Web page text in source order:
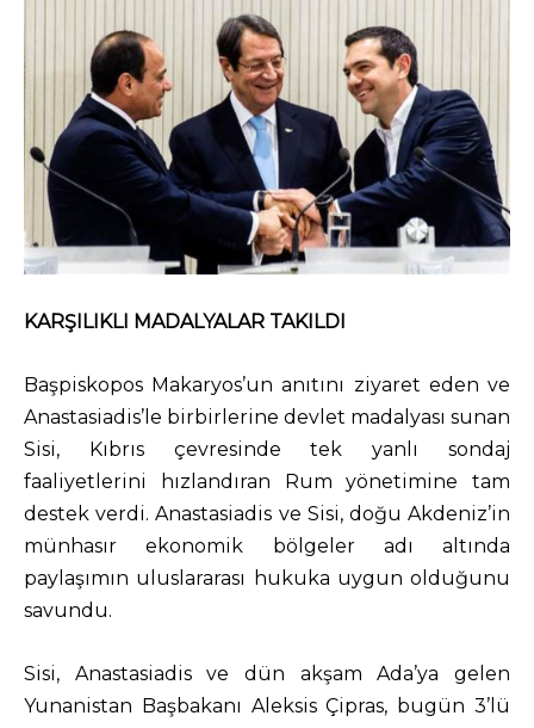
KARŞILIKLI MADALYALAR TAKILDI
Başpiskopos Makaryos’un anıtını ziyaret eden ve
Anastasiadis’le birbirlerine devlet madalyası sunan
Sisi, Kıbrıs çevresinde tek yanlı sondaj
faaliyetlerini hızlandıran Rum yönetimine tam
destek verdi. Anastasiadis ve Sisi, doğu Akdeniz’in
münhasır ekonomik bölgeler adı altında
paylaşımın uluslararası hukuka uygun olduğunu
savundu.
Sisi, Anastasiadis ve dün akşam Ada’ya gelen
Yunanistan Başbakanı Aleksis Çipras, bugün 3’lü